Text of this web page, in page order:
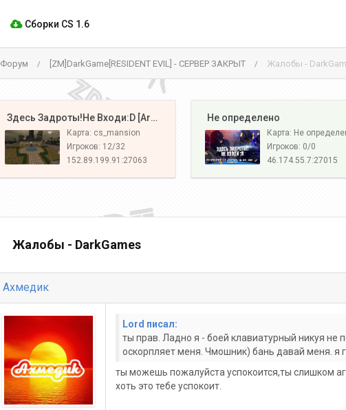
Сборки CS 1.6
Форум / [ZM]DarkGame[RESIDENT EVIL] - СЕРВЕР ЗАКРЫТ / Жалобы -
️ Здесь Задроты!Не Входи:D [Army#1]
Карта: cs_mansion
Игроков: 12/32
152.89.199.91:27063
️ Не определено
Карта: Не
Игроков: 0/0
46.174.55.7:27015
Жалобы - DarkGames
Ахмедик
Lord писал:
ты прав. Ладно я - боей клавиатурный никуя
оскорпляет меня. Чмошник) бань давай меня. я
ты можешь пожалуйста успокоится,ты слишком
хоть это тебе успокоит.